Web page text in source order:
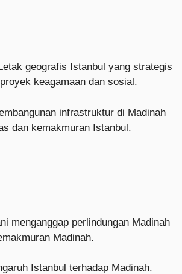
geografis Istanbul yang strategis
keagamaan dan sosial.
infrastruktur di Madinah
dan kemakmuran Istanbul.
menganggap perlindungan Madinah
Madinah.
Istanbul terhadap Madinah.